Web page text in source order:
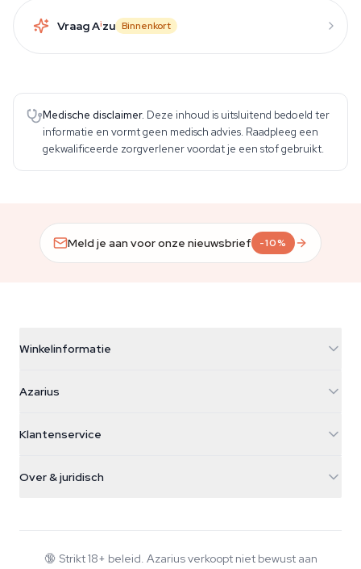
Vraag Aizu Binnenkort
Medische disclaimer. Deze inhoud is uitsluitend bedoeld ter
informatie en vormt geen medisch advies. Raadpleeg een
gekwalificeerde zorgverlener voordat je een stof gebruikt.
Meld je aan voor onze nieuwsbrief -10%
Winkelinformatie
Galvaniweg 11
Nederland
+31(0)204897914
Azarius
Smokeshop
Klantenservice
Retourbeleid
Veelgestelde vragen
Over & juridisch
Wiki
🔞 Strikt 18+ beleid. Azarius verkoopt niet bewust aan